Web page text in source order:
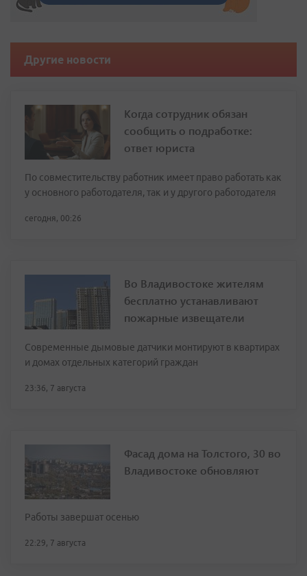
Другие новости
Когда сотрудник обязан
сообщить о подработке:
ответ юриста
По совместительству работник имеет право работать как
у основного работодателя, так и у другого работодателя
сегодня, 00:26
Во Владивостоке жителям
бесплатно устанавливают
пожарные извещатели
Современные дымовые датчики монтируют в квартирах
и домах отдельных категорий граждан
23:36, 7 августа
Фасад дома на Толстого, 30 во
Владивостоке обновляют
Работы завершат осенью
22:29, 7 августа